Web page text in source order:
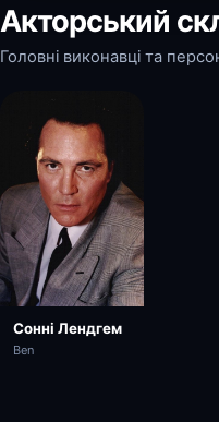
Акторський
Головні виконавці та
Сонні Лендгем
Ben